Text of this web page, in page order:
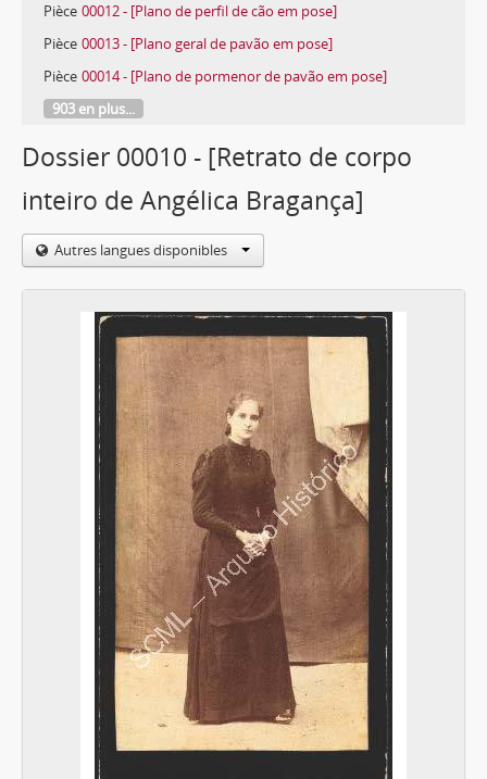
Pièce 00012 - [Plano de perfil de cão em pose]
Pièce 00013 - [Plano geral de pavão em pose]
Pièce 00014 - [Plano de pormenor de pavão em pose]
903 en plus...
Dossier 00010 - [Retrato de corpo
inteiro de Angélica Bragança]
Autres langues disponibles